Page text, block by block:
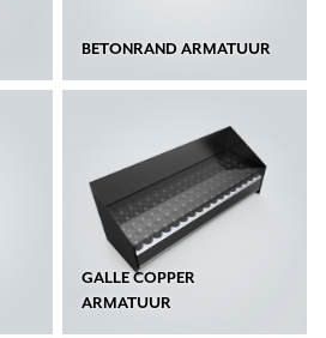
BETONRAND ARMATUUR
GALLE COPPER
ARMATUUR